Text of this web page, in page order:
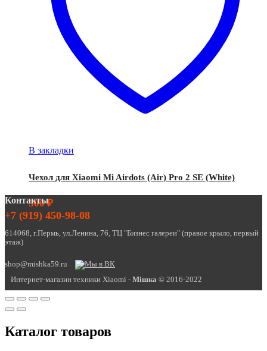
В закладки
Чехол для Xiaomi Mi Airdots (Air) Pro 2 SE (White)
300₽
Контакты
+7 (919) 450-98-08
614068, г.Пермь, ул.Ленина, 76, ТЦ "Бизнес галереи" (правое крыло, первый
этаж)
shop@mishka59.ru
Интернет-магазин техники Xiaomi - Miшка © 2016-2022
Каталог товаров